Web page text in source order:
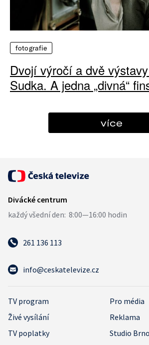
fotografie
Dvojí výročí a dvě
Sudka. A jedna „divná“
více
261 136 113
info@ceskatelevize.cz
TV program
Pro média
Živé vysílání
Reklama
TV poplatky
Studio Brno